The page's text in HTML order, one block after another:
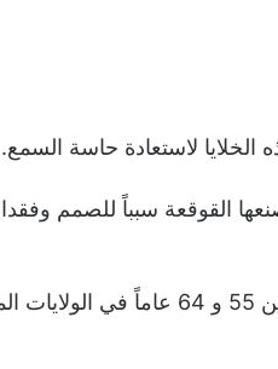
لاستعادة حاسة السمع.
القوقعة سبباً للصمم
ويعاني حوالي 8.5% من الذين تتراوح أعمارهم